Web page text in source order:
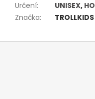
Určení: UNISEX,
Značka: TROLLKIDS
Z